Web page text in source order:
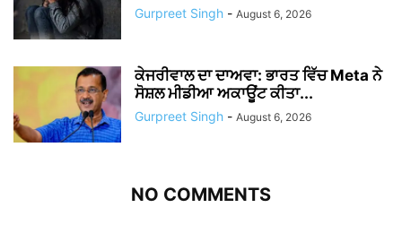
Gurpreet Singh - August 6, 2026
ਕੇਜਰੀਵਾਲ ਦਾ ਦਾਅਵਾ: ਭਾਰਤ ਵਿੱਚ Meta ਨੇ
ਸੋਸ਼ਲ ਮੀਡੀਆ ਅਕਾਊਂਟ ਕੀਤਾ...
Gurpreet Singh - August 6, 2026
NO COMMENTS